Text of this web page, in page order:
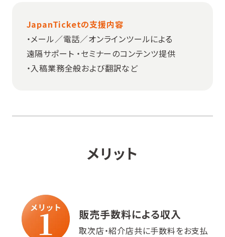
JapanTicketの支援内容
・メール／電話／オンラインツールによる
遠隔サポート ・セミナーのコンテンツ提供
・入稿業務全般および翻訳など
メリット
販売手数料による収入
取次店・紹介店共に手数料をお支払